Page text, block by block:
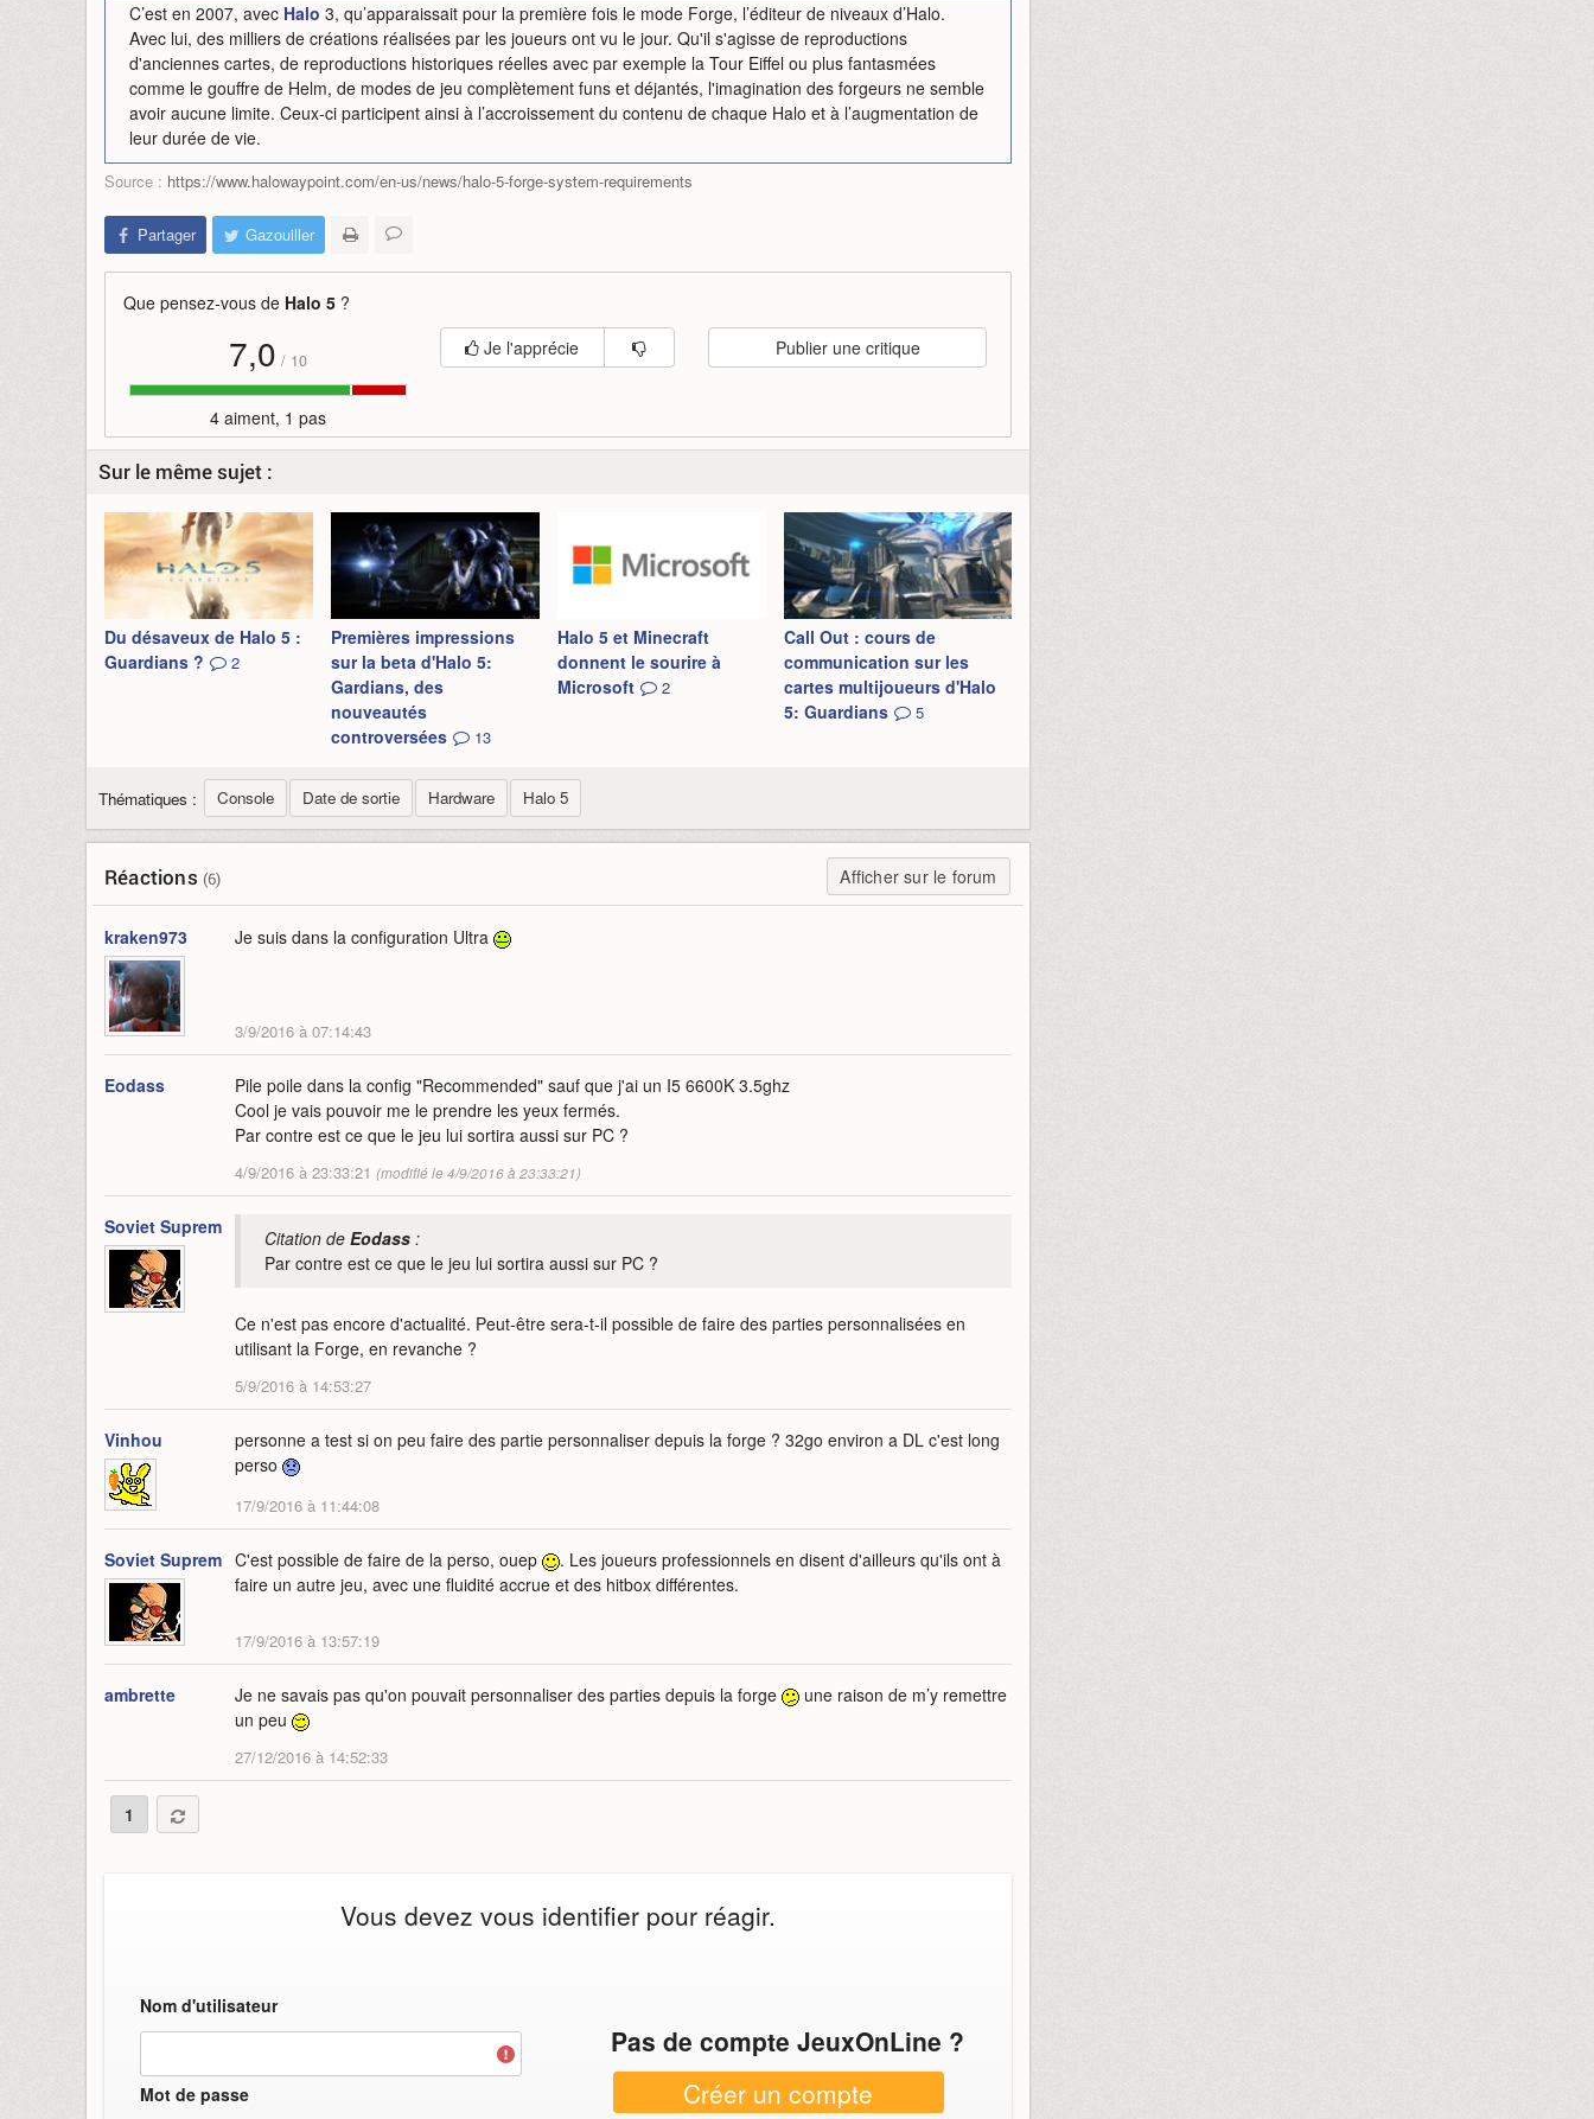
C’est en 2007, avec Halo 3, qu’apparaissait pour la première fois le mode Forge, l’éditeur de niveaux d’Halo.
Avec lui, des milliers de créations réalisées par les joueurs ont vu le jour. Qu'il s'agisse de reproductions
d'anciennes cartes, de reproductions historiques réelles avec par exemple la Tour Eiffel ou plus fantasmées
comme le gouffre de Helm, de modes de jeu complètement funs et déjantés, l'imagination des forgeurs ne semble
avoir aucune limite. Ceux-ci participent ainsi à l’accroissement du contenu de chaque Halo et à l’augmentation de
leur durée de vie.
Source : https://www.halowaypoint.com/en-us/news/halo-5-forge-system-requirements
Partager Gazouiller
Que pensez-vous de Halo 5 ?
7,0 / 10
4 aiment, 1 pas
Je l'apprécie Publier une critique
Sur le même sujet :
Du désaveux de Halo 5 :
Guardians ?
2
Premières impressions
sur la beta d'Halo 5:
Gardians, des
nouveautés
controversées
13
Halo 5 et Minecraft
donnent le sourire à
Microsoft
2
Call Out : cours de
communication sur les
cartes multijoueurs d'Halo
5: Guardians
5
Thématiques : Console Date de sortie Hardware Halo 5
Réactions (6) Afficher sur le forum
kraken973 Je suis dans la configuration Ultra
3/9/2016 à 07:14:43
Eodass
Pile poile dans la config "Recommended" sauf que j'ai un I5 6600K 3.5ghz
Cool je vais pouvoir me le prendre les yeux fermés.
Par contre est ce que le jeu lui sortira aussi sur PC ?
4/9/2016 à 23:33:21 (modifié le 4/9/2016 à 23:33:21)
Soviet Suprem Citation de Eodass :
Par contre est ce que le jeu lui sortira aussi sur PC ?
Ce n'est pas encore d'actualité. Peut-être sera-t-il possible de faire des parties personnalisées en
utilisant la Forge, en revanche ?
5/9/2016 à 14:53:27
Vinhou
personne a test si on peu faire des partie personnaliser depuis la forge ? 32go environ a DL c'est long
perso
17/9/2016 à 11:44:08
Soviet Suprem C'est possible de faire de la perso, ouep
. Les joueurs professionnels en disent d'ailleurs qu'ils ont à
faire un autre jeu, avec une fluidité accrue et des hitbox différentes.
17/9/2016 à 13:57:19
ambrette Je ne savais pas qu'on pouvait personnaliser des parties depuis la forge
une raison de m’y remettre
un peu
27/12/2016 à 14:52:33
1
Vous devez vous identifier pour réagir.
Nom d'utilisateur
Mot de passe
Pas de compte JeuxOnLine ?
Créer un compte